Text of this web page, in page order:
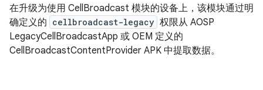
在升级为使用 CellBroadcast 模块的设备上，该模块通过明
确定义的 cellbroadcast-legacy 权限从 AOSP
LegacyCellBroadcastApp 或 OEM 定义的
CellBroadcastContentProvider APK 中提取数据。